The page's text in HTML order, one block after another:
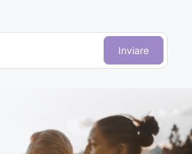
Inviare